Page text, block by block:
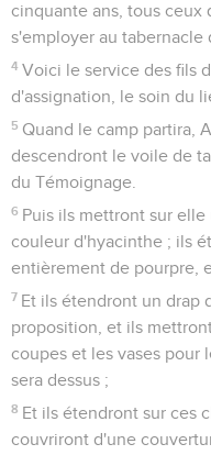
cinquante ans, tous ceux
s'employer au tabernacle
4 Voici le service des fils
d'assignation, le soin du
5 Quand le camp partira,
descendront le voile de
du Témoignage.
6 Puis ils mettront sur
couleur d'hyacinthe ; ils
entièrement de pourpre,
7 Et ils étendront un drap
proposition, et ils
coupes et les vases pour
sera dessus ;
8 Et ils étendront sur ces
couvriront d'une